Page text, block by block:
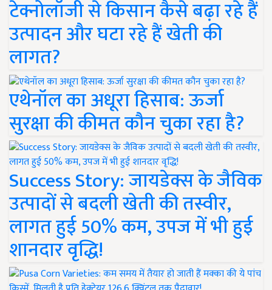
टेक्नोलॉजी से किसान कैसे बढ़ा रहे हैं
उत्पादन और घटा रहे हैं खेती की
लागत?
एथेनॉल का अधूरा हिसाब: ऊर्जा
सुरक्षा की कीमत कौन चुका रहा है?
Success Story: जायडेक्स के जैविक
उत्पादों से बदली खेती की तस्वीर,
लागत हुई 50% कम, उपज में भी हुई
शानदार वृद्धि!